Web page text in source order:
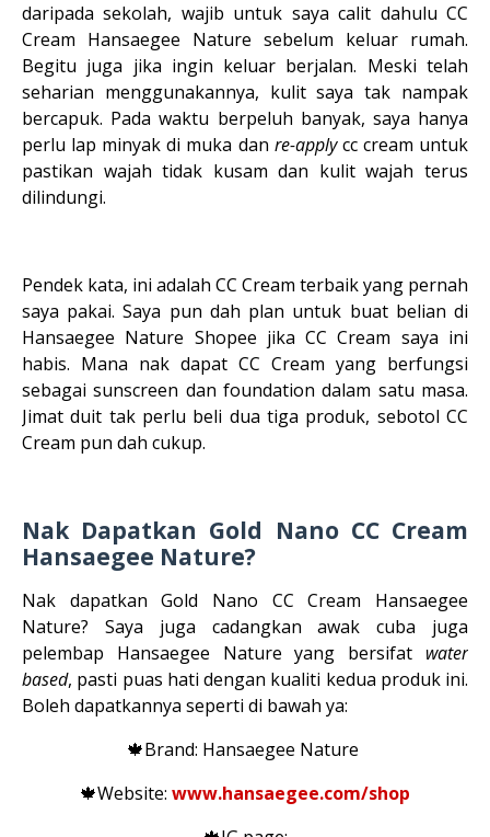
daripada sekolah, wajib untuk saya calit dahulu CC
Cream Hansaegee Nature sebelum keluar rumah.
Begitu juga jika ingin keluar berjalan. Meski telah
seharian menggunakannya, kulit saya tak nampak
bercapuk. Pada waktu berpeluh banyak, saya hanya
perlu lap minyak di muka dan re-applycc cream untuk
pastikan wajah tidak kusam dan kulit wajah terus
dilindungi.
Pendek kata, ini adalah CC Cream terbaik yang pernah
saya pakai. Saya pun dah plan untuk buat belian di
Hansaegee Nature Shopee jika CC Cream saya ini
habis. Mana nak dapat CC Cream yang berfungsi
sebagai sunscreen dan foundation dalam satu masa.
Jimat duit tak perlu beli dua tiga produk, sebotol CC
Cream pun dah cukup.
Nak Dapatkan Gold Nano CC Cream
Hansaegee Nature?
Nak dapatkan Gold Nano CC Cream Hansaegee
Nature? Saya juga cadangkan awak cuba juga
pelembap Hansaegee Nature yang bersifat water
based, pasti puas hati dengan kualiti kedua produk ini.
Boleh dapatkannya seperti di bawah ya:
🍁Brand: Hansaegee Nature
🍁Website: www.hansaegee.com/shop